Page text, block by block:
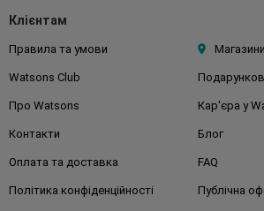
Клієнтам
Правила та умови Магазини
Watsons Club
Про Watsons Кар'єра у
Контакти Блог
Оплата та доставка FAQ
Політика конфіденційності Публічна